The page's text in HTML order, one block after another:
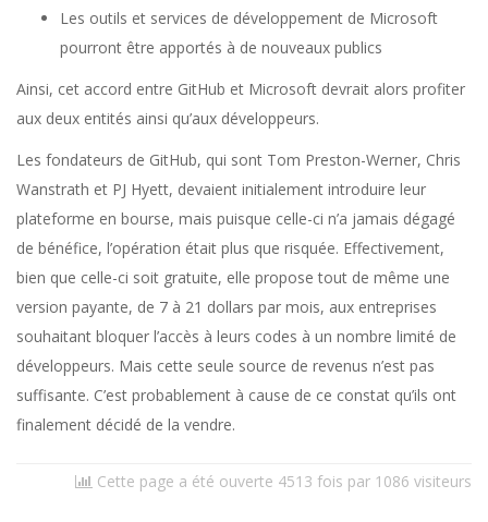
Les outils et services de développement de Microsoft
pourront être apportés à de nouveaux publics
Ainsi, cet accord entre GitHub et Microsoft devrait alors profiter
aux deux entités ainsi qu’aux développeurs.
Les fondateurs de GitHub, qui sont Tom Preston-Werner, Chris
Wanstrath et PJ Hyett, devaient initialement introduire leur
plateforme en bourse, mais puisque celle-ci n’a jamais dégagé
de bénéfice, l’opération était plus que risquée. Effectivement,
bien que celle-ci soit gratuite, elle propose tout de même une
version payante, de 7 à 21 dollars par mois, aux entreprises
souhaitant bloquer l’accès à leurs codes à un nombre limité de
développeurs. Mais cette seule source de revenus n’est pas
suffisante. C’est probablement à cause de ce constat qu’ils ont
finalement décidé de la vendre.
Cette page a été ouverte 4513 fois par 1086 visiteurs